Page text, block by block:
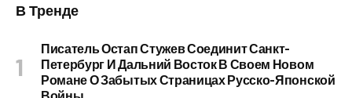
В Тренде
Писатель Остап Стужев Соединит Санкт-
Петербург И Дальний Восток В Своем Новом
Романе О Забытых Страницах Русско-Японской